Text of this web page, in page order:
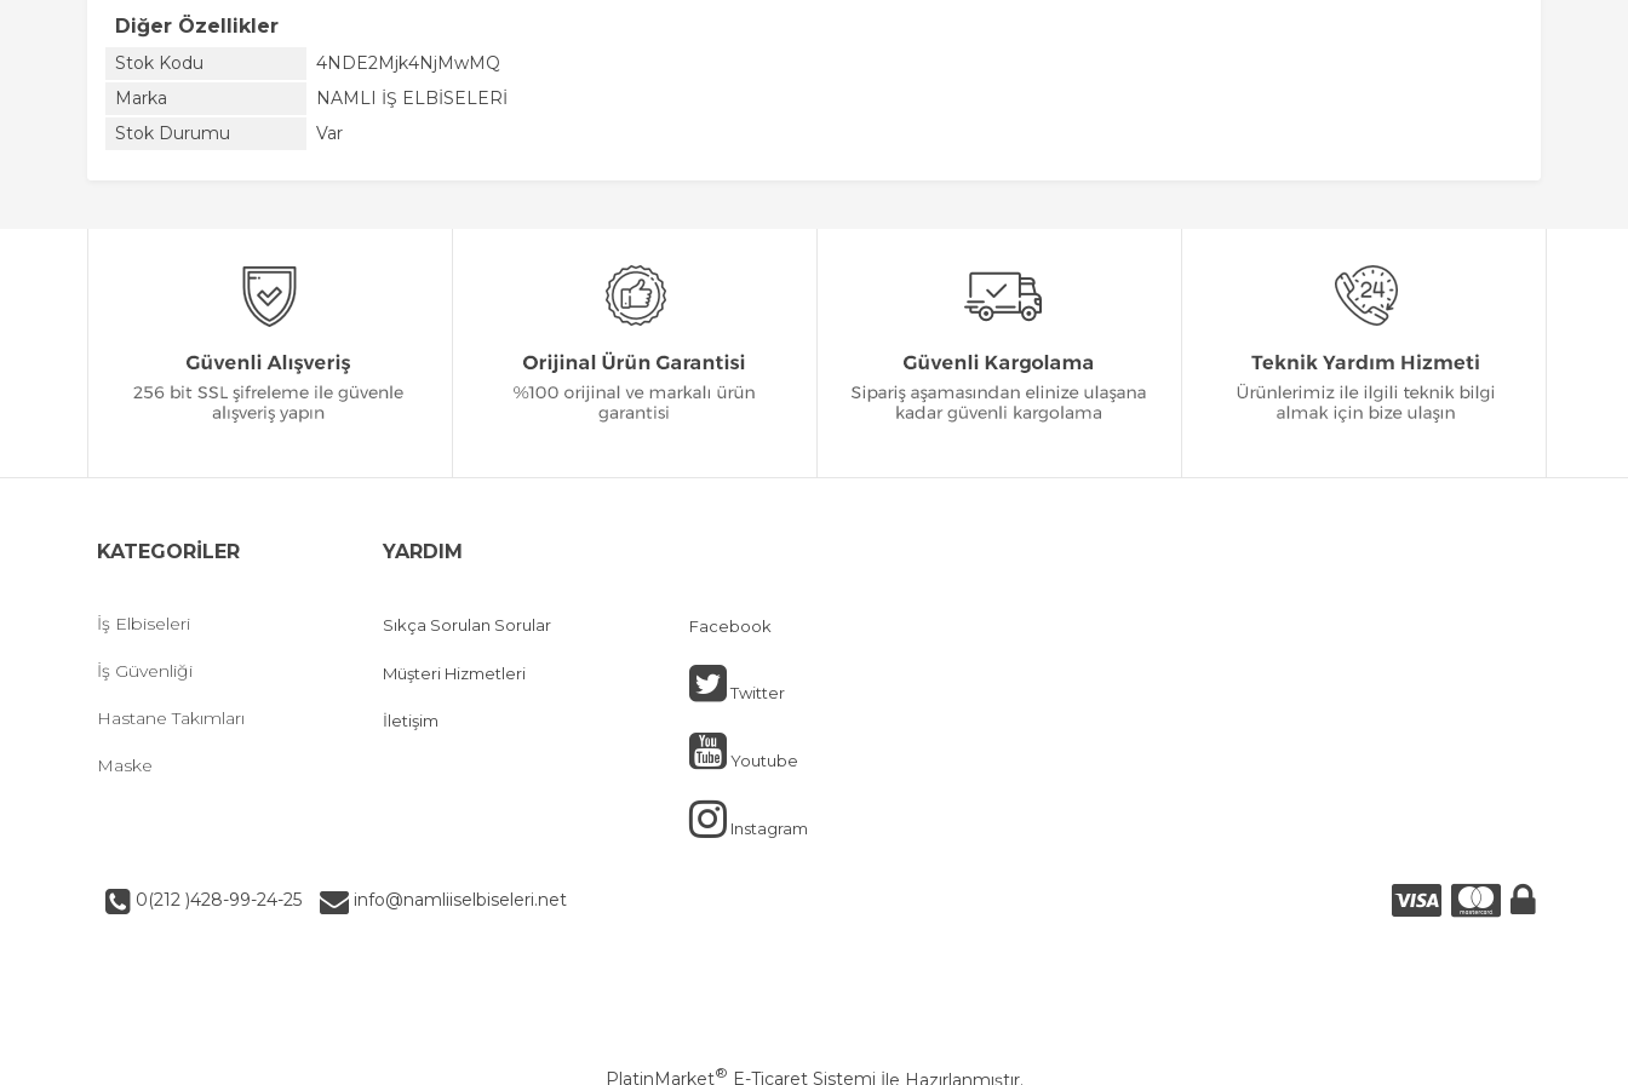
Diğer Özellikler
Stok Kodu
4NDE2Mjk4NjMwMQ
Marka
NAMLI İŞ ELBİSELERİ
Stok Durumu
Var
KATEGORİLER
İş Elbiseleri
İş Güvenliği
Hastane Takımları
Maske
YARDIM
Sıkça Sorulan Sorular
Müşteri Hizmetleri
İletişim
Facebook
Twitter
Youtube
Instagram
0(212 )428-99-24-25 info@namliiselbiseleri.net
PlatinMarket® E-Ticaret Sistemi İle Hazırlanmıştır.